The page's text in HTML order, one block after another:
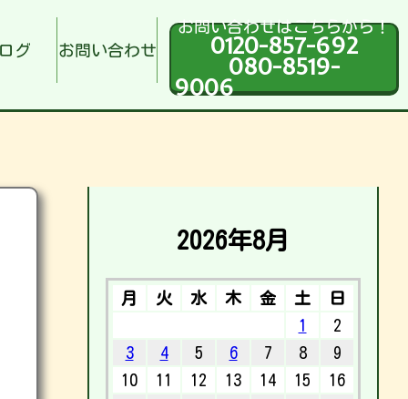
グ お問い合わせ
お問い合わせはこちらから！
0120-857-692
080-8519-
9006
2026年8月
月 火 水 木 金 土
日
1
2
3
4 5 6 7 8
9
10
11 12 13 14 15
16